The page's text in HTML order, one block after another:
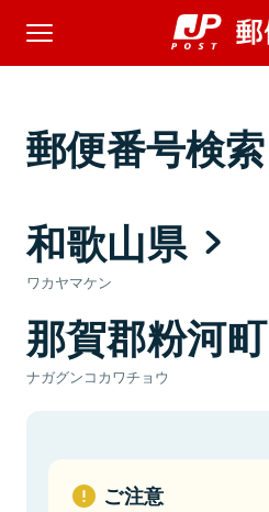
郵便番号検索
和歌山県
ワカヤマケン
那賀郡粉河町
ナガグンコカワチョウ
ご注意